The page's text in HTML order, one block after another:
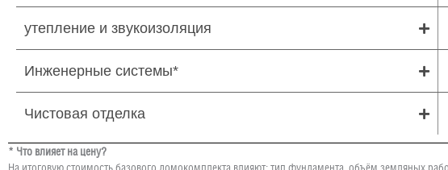
утепление и звукоизоляция
Инженерные системы*
Чистовая отделка
* Что влияет на цену?
На итоговую стоимость базового домокомплекта влияют: тип фундамента, объём земляных